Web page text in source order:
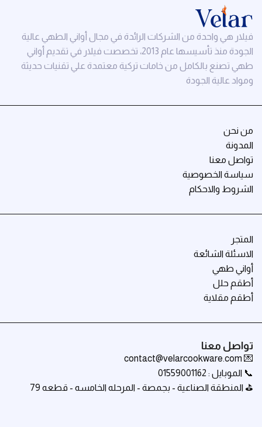
فيلار هي واحدة من الشركات الرائدة في مجال أواني الطهي عالية
الجودة منذ تأسيسها عام 2013، تخصصت فيلار في تقديم أواني
طهي تصنع بالكامل من خامات تركية معتمدة علي تقنيات حديثة
ومواد عالية الجودة
من نحن
المدونة
تواصل معنا
سياسة الخصوصية
الشروط والاحكام
المتجر
الاسئلة الشائعة
أواني طهي
أطقم حلل
أطقم مقلاية
تواصل معنا
💌 contact@velarcookware.com
📞 الموبايل : 01559001162
⛳ المنطقة الصناعية - بجمصة - المرحله الخامسه - قطعه 79